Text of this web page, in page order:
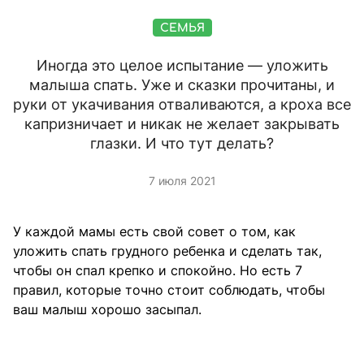
СЕМЬЯ
Иногда это целое испытание — уложить
малыша спать. Уже и сказки прочитаны, и
руки от укачивания отваливаются, а кроха все
капризничает и никак не желает закрывать
глазки. И что тут делать?
7 июля 2021
У каждой мамы есть свой совет о том, как
уложить спать грудного ребенка и сделать так,
чтобы он спал крепко и спокойно. Но есть 7
правил, которые точно стоит соблюдать, чтобы
ваш малыш хорошо засыпал.